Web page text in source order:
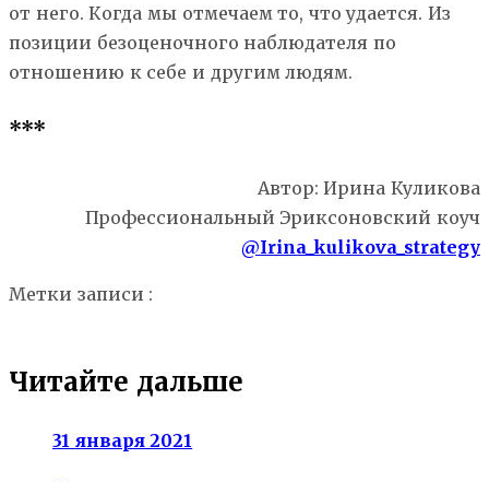
от него. Когда мы отмечаем то, что удается. Из
позиции безоценочного наблюдателя по
отношению к себе и другим людям.
***
Автор: Ирина Куликова
Профессиональный Эриксоновский коуч
@Irina_kulikova_strategy
Метки записи :
Читайте дальше
31 января 2021